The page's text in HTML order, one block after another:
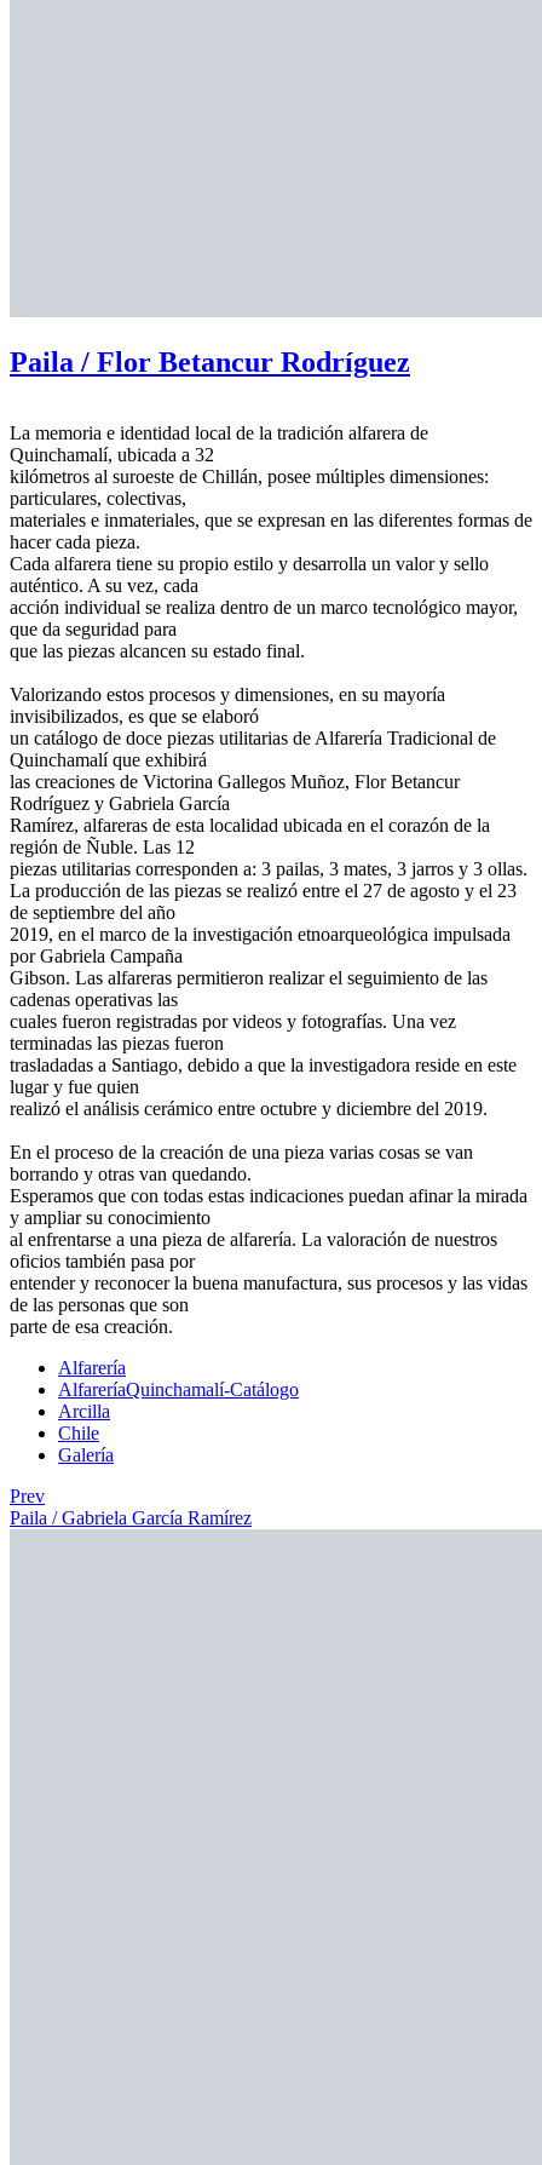
Paila / Flor Betancur Rodríguez
La memoria e identidad local de la tradición alfarera de
Quinchamalí, ubicada a 32
kilómetros al suroeste de Chillán, posee múltiples dimensiones:
particulares, colectivas,
materiales e inmateriales, que se expresan en las diferentes formas de
hacer cada pieza.
Cada alfarera tiene su propio estilo y desarrolla un valor y sello
auténtico. A su vez, cada
acción individual se realiza dentro de un marco tecnológico mayor,
que da seguridad para
que las piezas alcancen su estado final.
Valorizando estos procesos y dimensiones, en su mayoría
invisibilizados, es que se elaboró
un catálogo de doce piezas utilitarias de Alfarería Tradicional de
Quinchamalí que exhibirá
las creaciones de Victorina Gallegos Muñoz, Flor Betancur
Rodríguez y Gabriela García
Ramírez, alfareras de esta localidad ubicada en el corazón de la
región de Ñuble. Las 12
piezas utilitarias corresponden a: 3 pailas, 3 mates, 3 jarros y 3 ollas.
La producción de las piezas se realizó entre el 27 de agosto y el 23
de septiembre del año
2019, en el marco de la investigación etnoarqueológica impulsada
por Gabriela Campaña
Gibson. Las alfareras permitieron realizar el seguimiento de las
cadenas operativas las
cuales fueron registradas por videos y fotografías. Una vez
terminadas las piezas fueron
trasladadas a Santiago, debido a que la investigadora reside en este
lugar y fue quien
realizó el análisis cerámico entre octubre y diciembre del 2019.
En el proceso de la creación de una pieza varias cosas se van
borrando y otras van quedando.
Esperamos que con todas estas indicaciones puedan afinar la mirada
y ampliar su conocimiento
al enfrentarse a una pieza de alfarería. La valoración de nuestros
oficios también pasa por
entender y reconocer la buena manufactura, sus procesos y las vidas
de las personas que son
parte de esa creación.
Alfarería
AlfareríaQuinchamalí-Catálogo
Arcilla
Chile
Galería
Prev
Paila / Gabriela García Ramírez